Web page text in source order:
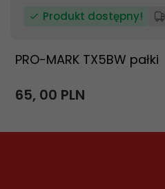
Produkt dostępny!
PRO-MARK TX5BW pałki
65, 00 PLN